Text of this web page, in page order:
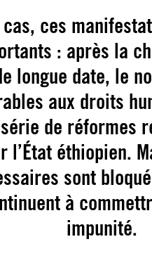
ces
: après la
longue date, le
aux droits
de réformes
l’État éthiopien.
sont
à
impunité.